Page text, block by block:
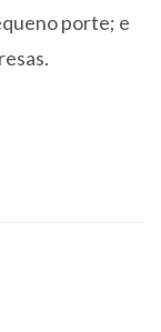
porte; e